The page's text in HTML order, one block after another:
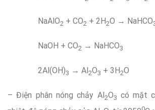
NaAlO2 + CO2 + 2H2O → NaHCO
NaOH + CO2 → NaHCO3
2Al(OH)3 → Al 2O3 + 3H2O
– Điện phân nóng chảy Al 2O3 có mặt